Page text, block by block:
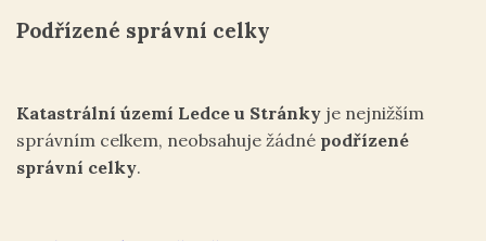
Podřízené správní celky
Katastrální území Ledce u Stránky je nejnižším
správním celkem, neobsahuje žádné podřízené
správní celky.